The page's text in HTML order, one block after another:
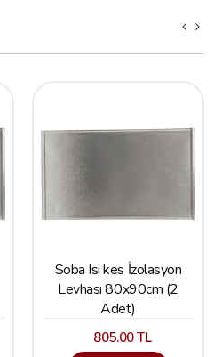
Soba Isı kes İzolasyon
Levhası 80x90cm (2
Adet)
805.00 TL